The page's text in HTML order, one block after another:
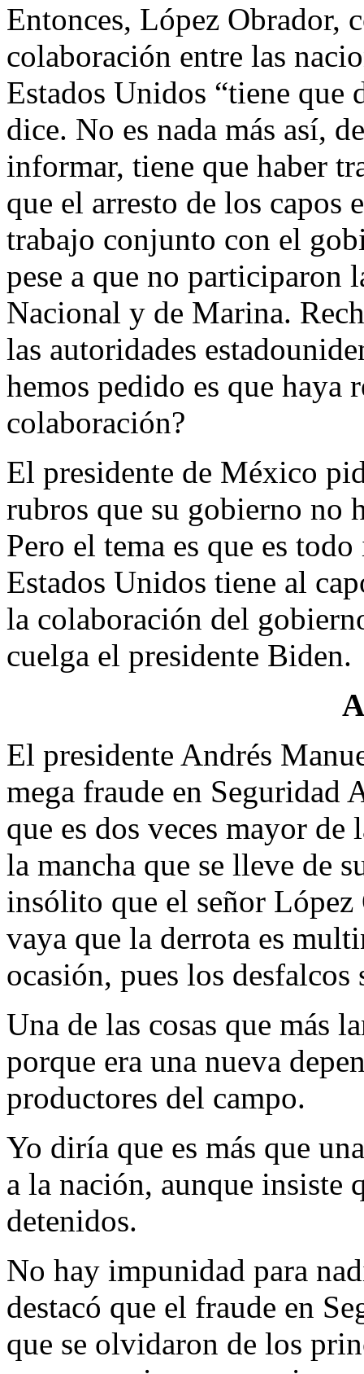
Entonces, López Obrador,
colaboración entre las
Estados Unidos “tiene
dice. No es nada más así,
informar, tiene que haber
que el arresto de los capos
trabajo conjunto con el
pese a que no participaron
Nacional y de Marina.
las autoridades
hemos pedido es que haya
colaboración?
El presidente de México
rubros que su gobierno no
Pero el tema es que es
Estados Unidos tiene al
la colaboración del
cuelga el presidente Biden.
El presidente Andrés
mega fraude en Seguridad
que es dos veces mayor de
la mancha que se lleve de
insólito que el señor López
vaya que la derrota es
ocasión, pues los
Una de las cosas que más
porque era una nueva
productores del campo.
Yo diría que es más que
a la nación, aunque insiste
detenidos.
No hay impunidad para
destacó que el fraude en
que se olvidaron de los